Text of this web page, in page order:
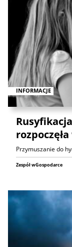
INFORMACJE
Przymuszanie do
Zespół wGospodarce